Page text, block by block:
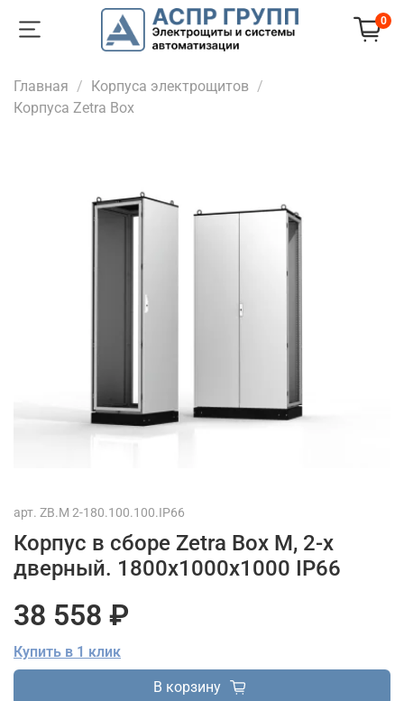
0
Главная
Корпуса электрощитов
Корпуса Zetra Box
арт. ZB.M 2-180.100.100.IP66
Корпус в сборе Zetra Box M, 2-х
дверный. 1800х1000х1000 IP66
38 558 ₽
Купить в 1 клик
В корзину